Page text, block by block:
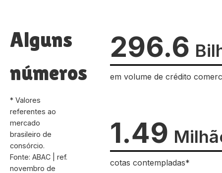
Alguns
números
* Valores
referentes ao
mercado
brasileiro de
consórcio.
Fonte: ABAC | ref.
novembro de
296.6
em volume de crédito
1.49
cotas contempladas*